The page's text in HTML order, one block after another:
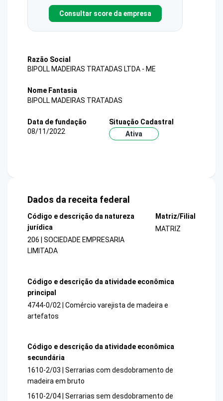
Consultar score da empresa
Razão Social
BIPOLL MADEIRAS TRATADAS LTDA - ME
Nome Fantasia
BIPOLL MADEIRAS TRATADAS
Data de fundação
08/11/2022
Situação Cadastral
Ativa
Dados da receita federal
Código e descrição da natureza
jurídica
206 | SOCIEDADE EMPRESARIA
LIMITADA
Matriz/Filial
MATRIZ
Código e descrição da atividade econômica
principal
4744-0/02 | Comércio varejista de madeira e
artefatos
Código e descrição da atividade econômica
secundária
1610-2/03 | Serrarias com desdobramento de
madeira em bruto
1610-2/04 | Serrarias sem desdobramento de